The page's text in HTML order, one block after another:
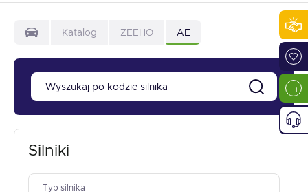
Katalog ZEEHO AE
Silniki
Typ silnika